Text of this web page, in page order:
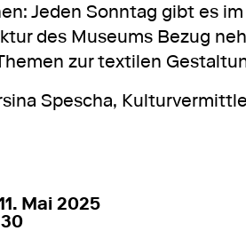
Jeden Sonntag gibt es
des Museums Bezug
zur textilen
Spescha,
14:00 – 16:30
Mai 2025